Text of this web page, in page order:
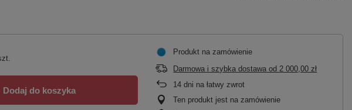
Dodaj do koszyka
Produkt na zamówienie
Darmowa i szybka dostawa od2 000,00 zł
14 dni na łatwy zwrot
Ten produkt jest na zamówienie